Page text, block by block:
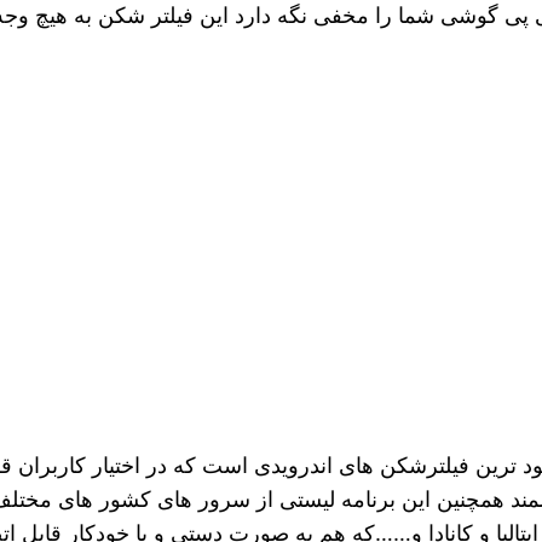
پی گوشی شما را مخفی نگه دارد این فیلتر شکن به هیچ
ترین فیلترشکن های اندرویدی است که در اختیار
همچنین این برنامه لیستی از سرور های کشور های
و کانادا و……که هم به صورت دستی و یا خودکار قابل